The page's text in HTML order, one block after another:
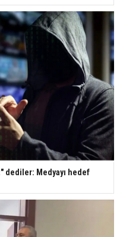
lira seyahat harcaması
Bakanlığı duyurdu: Vahşetin
vaka tespit edildi
dediler: Medyayı hedef